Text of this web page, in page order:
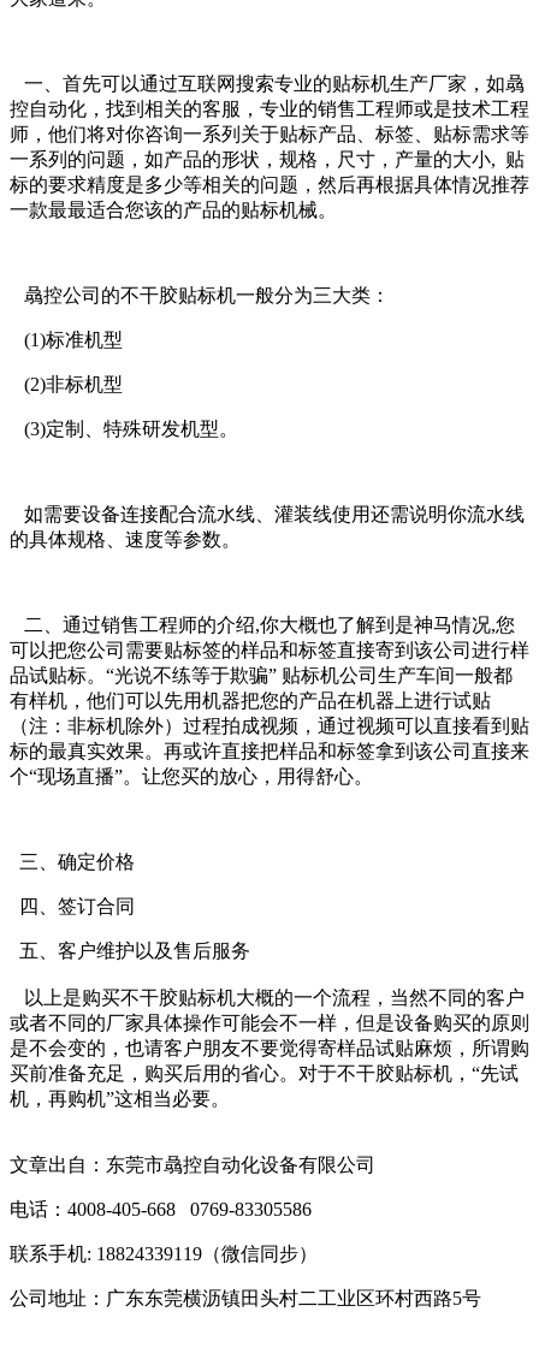
一、首先可以通过互联网搜索专业的贴标机生产厂家，如骉
控自动化，找到相关的客服，专业的销售工程师或是技术工程
师，他们将对你咨询一系列关于贴标产品、标签、贴标需求等
一系列的问题，如产品的形状，规格，尺寸，产量的大小, 贴
标的要求精度是多少等相关的问题，然后再根据具体情况推荐
一款最最适合您该的产品的贴标机械。
骉控公司的不干胶贴标机一般分为三大类：
(1)标准机型
(2)非标机型
(3)定制、特殊研发机型。
如需要设备连接配合流水线、灌装线使用还需说明你流水线
的具体规格、速度等参数。
二、通过销售工程师的介绍,你大概也了解到是神马情况,您
可以把您公司需要贴标签的样品和标签直接寄到该公司进行样
品试贴标。“光说不练等于欺骗” 贴标机公司生产车间一般都
有样机，他们可以先用机器把您的产品在机器上进行试贴
（注：非标机除外）过程拍成视频，通过视频可以直接看到贴
标的最真实效果。再或许直接把样品和标签拿到该公司直接来
个“现场直播”。让您买的放心，用得舒心。
三、确定价格
四、签订合同
五、客户维护以及售后服务
以上是购买不干胶贴标机大概的一个流程，当然不同的客户
或者不同的厂家具体操作可能会不一样，但是设备购买的原则
是不会变的，也请客户朋友不要觉得寄样品试贴麻烦，所谓购
买前准备充足，购买后用的省心。对于不干胶贴标机，“先试
机，再购机”这相当必要。
文章出自：东莞市骉控自动化设备有限公司
电话：4008-405-668 0769-83305586
联系手机: 18824339119（微信同步）
公司地址：广东东莞横沥镇田头村二工业区环村西路5号